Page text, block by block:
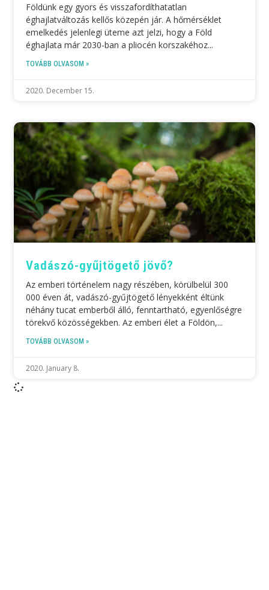
Földünk egy gyors és visszafordíthatatlan
éghajlatváltozás kellős közepén jár. A hőmérséklet
emelkedés jelenlegi üteme azt jelzi, hogy a Föld
éghajlata már 2030-ban a pliocén korszakéhoz
TOVÁBB OLVASOM »
2020. December 15.
Vadászó-gyűjtögető jövő?
Az emberi történelem nagy részében, körülbelül 300
000 éven át, vadászó-gyűjtögető lényekként éltünk
néhány tucat emberből álló, fenntartható, egyenlőségre
törekvő közösségekben. Az emberi élet a Földön,
TOVÁBB OLVASOM »
2020. January 8.